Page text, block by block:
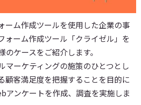
ーム作成ツールを使用した企業の事
ォーム作成ツール「クライゼル」を
ケースをご紹介します。
マーケティングの施策のひとつとし
顧客満足度を把握することを目的に
アンケートを作成、調査を実施しま